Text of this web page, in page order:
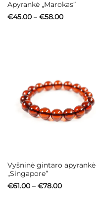
Apyrankė „Marokas”
€45.00 – €58.00Price
Vyšninė gintaro apyrankė
„Singapore”
€61.00 – €78.00Price